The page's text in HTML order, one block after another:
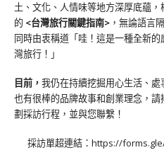
土、文化、人情味等地方深厚底蘊
的 <台灣旅行關鍵指南> ，無論語言
同時由衷稱道「哇！這是一種全新
灣旅行！」
目前， 我仍在持續挖掘用心生活、
也有很棒的品牌故事和創業理念，請
劃採訪行程，並與您聯繫！
採訪單超連結： https://